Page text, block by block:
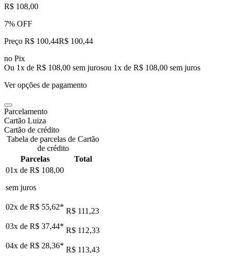
R$ 108,00
7% OFF
Preço R$ 100,44R$ 100,44
no Pix
Ou 1x de R$ 108,00 sem jurosou 1x de R$ 108,00 sem juros
Ver opções de pagamento
Parcelamento
Cartão Luiza
Cartão de crédito
Tabela de parcelas de Cartão
de crédito
Parcelas
Total
01x de R$ 108,00
sem juros
02x de R$ 55,62* R$ 111,23
03x de R$ 37,44* R$ 112,33
04x de R$ 28,36* R$ 113,43